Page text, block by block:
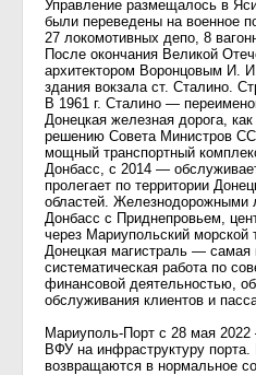
Управление размещалось в
были переведены на военное
27 локомотивных депо, 8
После окончания Великой
архитектором Воронцовым И.
здания вокзала ст. Сталино.
В 1961 г. Сталино —
Донецкая железная дорога,
решению Совета Министров
мощный транспортный
Донбасс, с 2014 —
пролегает по территории
областей. Железнодорожными
Донбасс с Приднепровьем,
через Мариупольский морской
Донецкая магистраль — самая
систематическая работа по
финансовой деятельностью,
обслуживания клиентов и
Мариуполь-Порт с 28 мая
ВФУ на инфраструктуру порта.
возвращаются в нормальное